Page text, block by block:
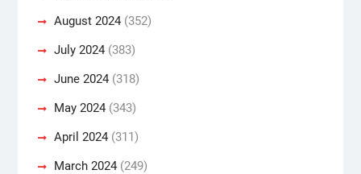
August 2024(352)
July 2024(383)
June 2024(318)
May 2024(343)
April 2024(311)
March 2024(249)